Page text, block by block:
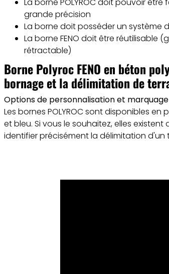
grande précision
La borne doit posséder un système
La borne FENO doit être réutilisable
rétractable)
Borne Polyroc FENO en béton
bornage et la délimitation de
Options de personnalisation et marquage
Les bornes POLYROC sont disponibles
et bleu. Si vous le souhaitez, elles existent
identifier précisément la délimitation d'un